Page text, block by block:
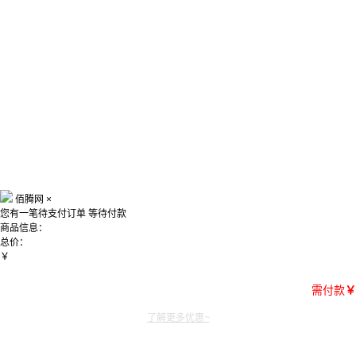
佰腾网 ×
您有一笔待支付订单 等待付款
商品信息：
总价：
￥
需付款￥
了解更多优惠~